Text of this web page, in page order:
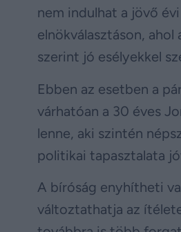
nem indulhat a jövő
elnökválasztáson, ahol
szerint jó esélyekkel
Ebben az esetben a
várhatóan a 30 éves
lenne, aki szintén
politikai tapasztalata
A bíróság enyhítheti
változtathatja az